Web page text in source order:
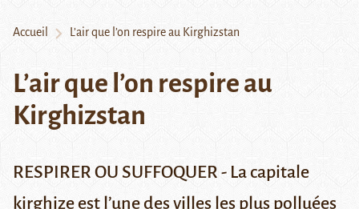
Accueil L’air que l’on respire au Kirghizstan
L’air que l’on respire au
Kirghizstan
RESPIRER OU SUFFOQUER - La capitale
kirghize est l’une des villes les plus polluées